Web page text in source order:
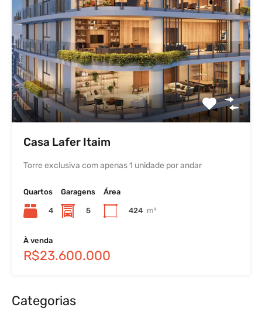
Casa Lafer Itaim
Torre exclusiva com apenas 1 unidade por andar
Quartos
4
Garagens
5
Área
424 m²
À venda
R$23.600.000
Categorias